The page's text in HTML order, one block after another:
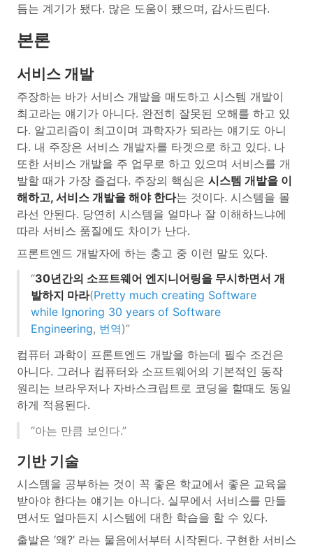
듬는 계기가 됐다. 많은 도움이 됐으며, 감사드린다.
본론
서비스 개발
주장하는 바가 서비스 개발을 매도하고 시스템 개발이
최고라는 얘기가 아니다. 완전히 잘못된 오해를 하고 있
다. 알고리즘이 최고이며 과학자가 되라는 얘기도 아니
다. 내 주장은 서비스 개발자를 타겟으로 하고 있다. 나
또한 서비스 개발을 주 업무로 하고 있으며 서비스를 개
발할 때가 가장 즐겁다. 주장의 핵심은 시스템 개발을 이
해하고, 서비스 개발을 해야 한다는 것이다. 시스템을 몰
라선 안된다. 당연히 시스템을 얼마나 잘 이해하느냐에
따라 서비스 품질에도 차이가 난다.
프론트엔드 개발자에 하는 충고 중 이런 말도 있다.
“30년간의 소프트웨어 엔지니어링을 무시하면서 개
발하지 마라(Pretty much creating Software
while Ignoring 30 years of Software
Engineering, 번역)”
컴퓨터 과학이 프론트엔드 개발을 하는데 필수 조건은
아니다. 그러나 컴퓨터와 소프트웨어의 기본적인 동작
원리는 브라우저나 자바스크립트로 코딩을 할때도 동일
하게 적용된다.
“아는 만큼 보인다.”
기반 기술
시스템을 공부하는 것이 꼭 좋은 학교에서 좋은 교육을
받아야 한다는 얘기는 아니다. 실무에서 서비스를 만들
면서도 얼마든지 시스템에 대한 학습을 할 수 있다.
출발은 ‘왜?’ 라는 물음에서부터 시작된다. 구현한 서비스